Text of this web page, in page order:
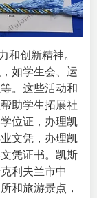
创新精神。
如学生会、运
。这些活动和
助学生拓展社
位证，办理凯
文凭，办理凯
凭证书。 凯斯
利夫兰市中
和旅游景点，